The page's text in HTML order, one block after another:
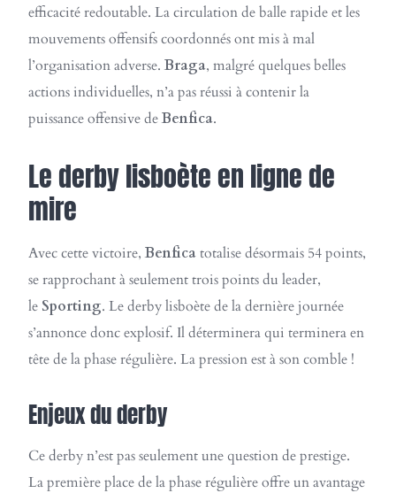
efficacité redoutable. La circulation de balle rapide et les
mouvements offensifs coordonnés ont mis à mal
l’organisation adverse.Braga, malgré quelques belles
actions individuelles, n’a pas réussi à contenir la
puissance offensive deBenfica.
Le derby lisboète en ligne de
mire
Avec cette victoire,Benficatotalise désormais 54 points,
se rapprochant à seulement trois points du leader,
le Sporting. Le derby lisboète de la dernière journée
s’annonce donc explosif. Il déterminera qui terminera en
tête de la phase régulière. La pression est à son comble !
Enjeux du derby
Ce derby n’est pas seulement une question de prestige.
La première place de la phase régulière offre un avantage